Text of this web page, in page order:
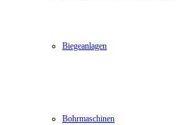
Biegeanlagen
Bohrmaschinen